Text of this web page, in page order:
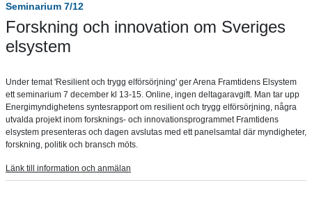
Seminarium 7/12
Forskning och innovation om Sveriges
elsystem
Under temat 'Resilient och trygg elförsörjning' ger Arena Framtidens Elsystem
ett seminarium 7 december kl 13-15. Online, ingen deltagaravgift. Man tar upp
Energimyndighetens syntesrapport om resilient och trygg elförsörjning, några
utvalda projekt inom forsknings- och innovationsprogrammet Framtidens
elsystem presenteras och dagen avslutas med ett panelsamtal där myndigheter,
forskning, politik och bransch möts.
Länk till information och anmälan